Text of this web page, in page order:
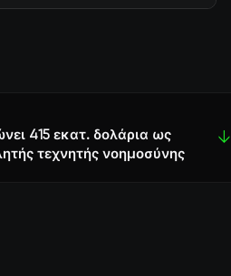
415 εκατ. δολάρια ως
τεχνητής νοημοσύνης
↓